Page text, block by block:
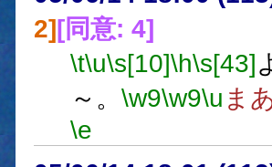
2][同意: 4]
\t\u\s[10]\h\s[43]
～。 \w9\w9\u ま
\e